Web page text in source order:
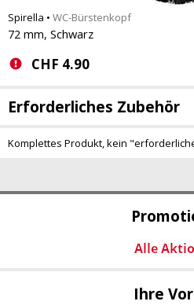
Ihre
Spirella • WC-Bürstenkopf
72 mm, Schwarz
CHF 4.90
Erforderliches Zubehör
Komplettes Produkt, kein